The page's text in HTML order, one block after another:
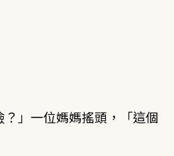
」一位媽媽搖頭，「這個